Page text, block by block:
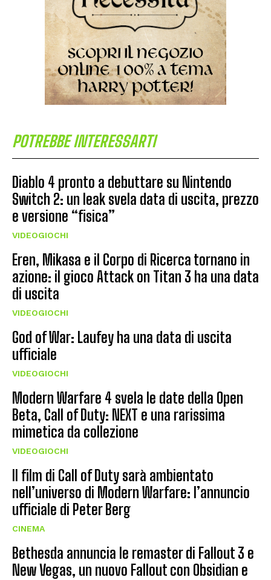
POTREBBE INTERESSARTI
Diablo 4 pronto a debuttare su Nintendo
Switch 2: un leak svela data di uscita, prezzo
e versione “fisica”
VIDEOGIOCHI
Eren, Mikasa e il Corpo di Ricerca tornano in
azione: il gioco Attack on Titan 3 ha una data
di uscita
VIDEOGIOCHI
God of War: Laufey ha una data di uscita
ufficiale
VIDEOGIOCHI
Modern Warfare 4 svela le date della Open
Beta, Call of Duty: NEXT e una rarissima
mimetica da collezione
VIDEOGIOCHI
Il film di Call of Duty sarà ambientato
nell’universo di Modern Warfare: l’annuncio
ufficiale di Peter Berg
CINEMA
Bethesda annuncia le remaster di Fallout 3 e
New Vegas, un nuovo Fallout con Obsidian e